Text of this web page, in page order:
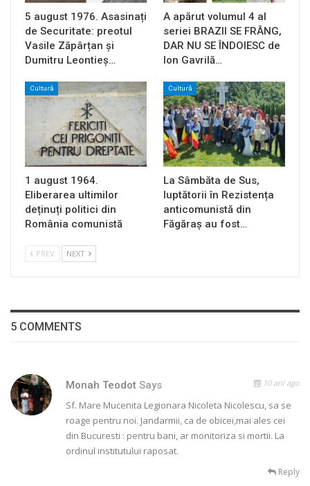
5 august 1976. Asasinați
de Securitate: preotul
Vasile Zăpârțan și
Dumitru Leontieș…
A apărut volumul 4 al
seriei BRAZII SE FRÂNG,
DAR NU SE ÎNDOIESC de
Ion Gavrilă…
Cultură
1 august 1964.
Eliberarea ultimilor
deținuți politici din
România comunistă
Cultură
La Sâmbăta de Sus,
luptătorii în Rezistența
anticomunistă din
Făgăraș au fost…
PREV NEXT
5 COMMENTS
Monah Teodot Says 10 ani ago
Sf. Mare Mucenita Legionara Nicoleta Nicolescu, sa se
roage pentru noi. Jandarmii, ca de obicei,mai ales cei
din Bucuresti : pentru bani, ar monitoriza si mortii. La
ordinul institutului raposat.
Reply